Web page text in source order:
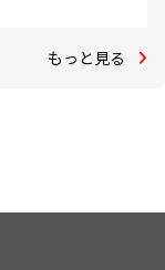
もっと見る